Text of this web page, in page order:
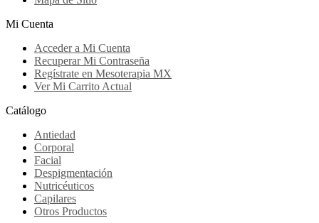
Mi Cuenta
Acceder a Mi Cuenta
Recuperar Mi Contraseña
Regístrate en Mesoterapia MX
Ver Mi Carrito Actual
Catálogo
Antiedad
Corporal
Facial
Despigmentación
Nutricéuticos
Capilares
Otros Productos